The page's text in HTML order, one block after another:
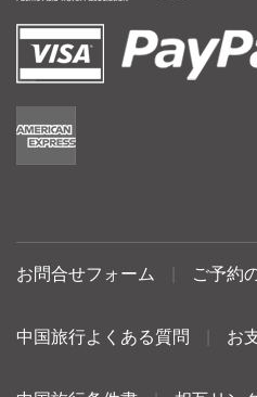
お問合せフォーム ご予約
中国旅行よくある質問 お